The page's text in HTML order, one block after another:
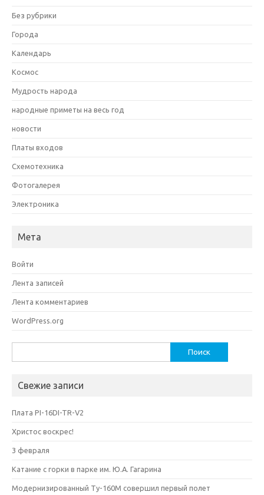
Без рубрики
Города
Календарь
Космос
Мудрость народа
народные приметы на весь год
новости
Платы входов
Схемотехника
Фотогалерея
Электроника
Мета
Войти
Лента записей
Лента комментариев
WordPress.org
Свежие записи
Плата PI-16DI-TR-V2
Христос воскрес!
3 февраля
Катание с горки в парке им. Ю.А. Гагарина
Модернизированный Ту-160М совершил первый полет